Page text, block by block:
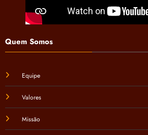
Quem Somos
Equipe
Valores
Missão